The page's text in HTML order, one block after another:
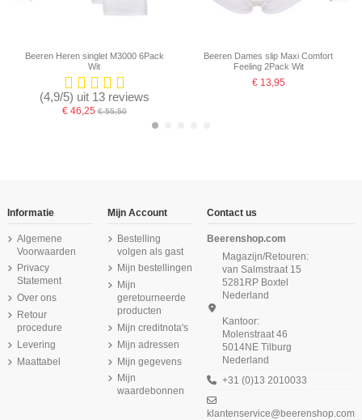
Beeren Heren singlet M3000 6Pack
Wit
(4,9/5) uit 13 reviews
€ 46,25€ 55,50
Beeren Dames slip Maxi Comfort
Feeling 2Pack Wit
€ 13,95
Beeren Dames spaghetti hemd
Brigitte Zwart
Beeren Green Comfort M181 dames
slip Maxi zwart
(4,7/5) uit 3 reviews
Beeren Dames slip Belinda 2Pack
Beeren Heren singlet M3000 Wit
€ 9,25
Beeren Green Comfort M181 dames
hemd wit
Beeren Dames Elegance Maxi Slip
Zwart
Beeren Dames spaghetti hemd
Jessica Wit
Beeren Dames boxershort Softly met
lange pijp 2Pack Rood
(5/5) uit 1 reviews
Informatie
Algemene
Voorwaarden
Privacy
Statement
Over ons
Retour
procedure
Levering
Maattabel
Mijn Account
Bestelling
volgen als gast
Mijn bestellingen
Mijn
geretourneerde
producten
Mijn creditnota's
Mijn adressen
Mijn gegevens
Mijn
waardebonnen
Contact us
Beerenshop.com
Magazijn/Retouren:
van Salmstraat 15
5281RP Boxtel
Nederland
Kantoor:
Molenstraat 46
5014NE Tilburg
Nederland
+31 (0)13 2010033
klantenservice@beerenshop.com